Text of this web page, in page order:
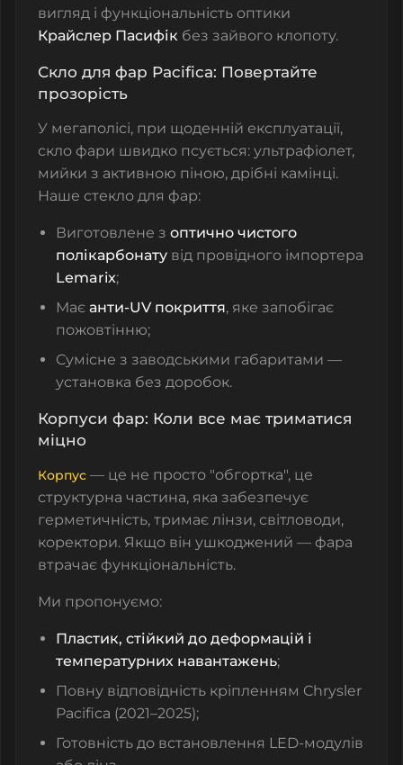
вигляд і функціональність оптики
Крайслер Пасифік без зайвого клопоту.
Скло для фар Pacifica: Повертайте
прозорість
У мегаполісі, при щоденній експлуатації,
скло фари швидко псується: ультрафіолет,
мийки з активною піною, дрібні камінці.
Наше стекло для фар:
Виготовлене з оптично чистого
полікарбонату від провідного імпортера
Lemarix;
Має анти-UV покриття, яке запобігає
пожовтінню;
Сумісне з заводськими габаритами —
установка без доробок.
Корпуси фар: Коли все має триматися
міцно
Корпус — це не просто "обгортка", це
структурна частина, яка забезпечує
герметичність, тримає лінзи, світловоди,
коректори. Якщо він ушкоджений — фара
втрачає функціональність.
Ми пропонуємо:
Пластик, стійкий до деформацій і
температурних навантажень;
Повну відповідність кріпленням Chrysler
Pacifica (2021–2025);
Готовність до встановлення LED-модулів